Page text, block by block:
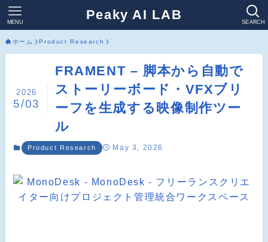
Peaky AI LAB SEARCH
MENU
ホーム Product Research
FRAMENT – 脚本から自動で
ストーリーボード・VFXブリ
ーフを生成する映像制作ツー
ル
2026
5/03
Product Research May 3, 2026